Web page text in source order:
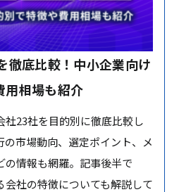
徹底比較！中小企業向け
用相場も紹介
23社を目的別に徹底比較し
市場動向、選定ポイント、メ
の情報も網羅。記事後半で
会社の特徴についても解説して